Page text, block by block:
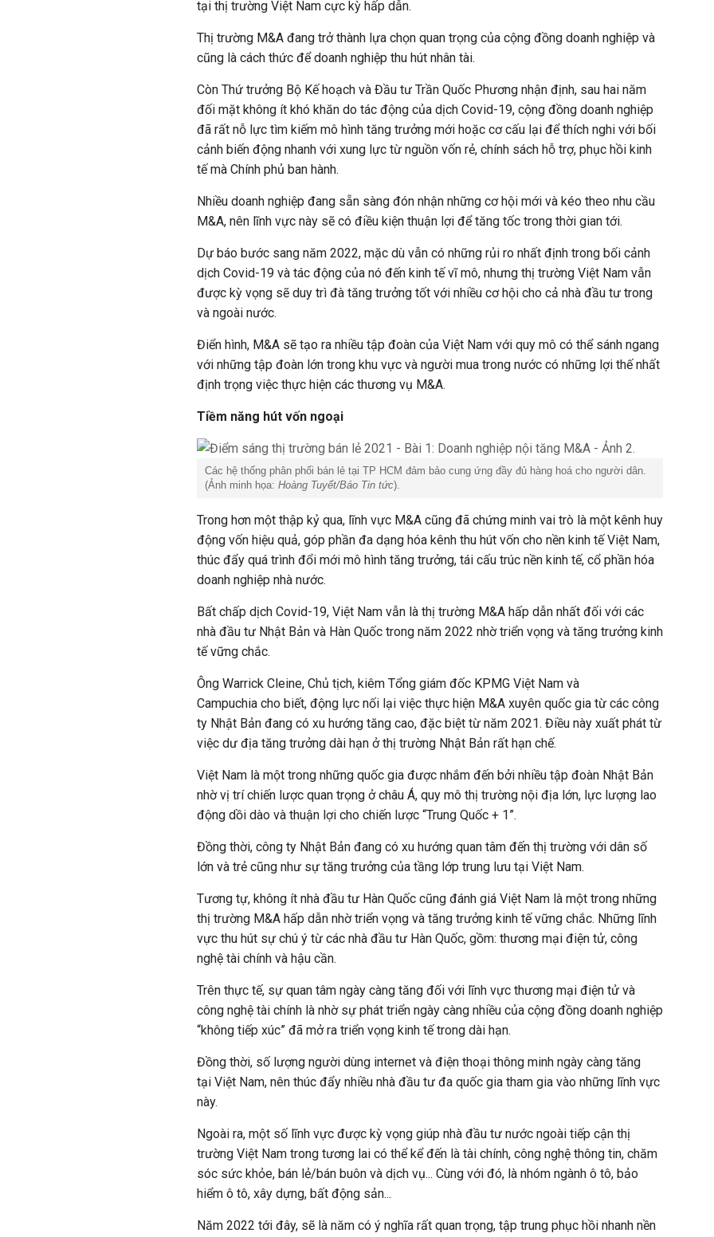
tại thị trường Việt Nam cực kỳ hấp dẫn.
Thị trường M&A đang trở thành lựa chọn quan trọng của cộng đồng doanh nghiệp và
cũng là cách thức để doanh nghiệp thu hút nhân tài.
Còn Thứ trưởng Bộ Kế hoạch và Đầu tư Trần Quốc Phương nhận định, sau hai năm
đối mặt không ít khó khăn do tác động của dịch Covid-19, cộng đồng doanh nghiệp
đã rất nỗ lực tìm kiếm mô hình tăng trưởng mới hoặc cơ cấu lại để thích nghi với bối
cảnh biến động nhanh với xung lực từ nguồn vốn rẻ, chính sách hỗ trợ, phục hồi kinh
tế mà Chính phủ ban hành.
Nhiều doanh nghiệp đang sẵn sàng đón nhận những cơ hội mới và kéo theo nhu cầu
M&A, nên lĩnh vực này sẽ có điều kiện thuận lợi để tăng tốc trong thời gian tới.
Dự báo bước sang năm 2022, mặc dù vẫn có những rủi ro nhất định trong bối cảnh
dịch Covid-19 và tác động của nó đến kinh tế vĩ mô, nhưng thị trường Việt Nam vẫn
được kỳ vọng sẽ duy trì đà tăng trưởng tốt với nhiều cơ hội cho cả nhà đầu tư trong
và ngoài nước.
Điển hình, M&A sẽ tạo ra nhiều tập đoàn của Việt Nam với quy mô có thể sánh ngang
với những tập đoàn lớn trong khu vực và người mua trong nước có những lợi thế nhất
định trọng việc thực hiện các thương vụ M&A.
Tiềm năng hút vốn ngoại
Các hệ thống phân phối bán lẻ tại TP HCM đảm bảo cung ứng đầy đủ hàng hoá cho người dân.
(Ảnh minh họa: Hoàng Tuyết/Báo Tin tức).
Trong hơn một thập kỷ qua, lĩnh vực M&A cũng đã chứng minh vai trò là một kênh huy
động vốn hiệu quả, góp phần đa dạng hóa kênh thu hút vốn cho nền kinh tế Việt Nam,
thúc đẩy quá trình đổi mới mô hình tăng trưởng, tái cấu trúc nền kinh tế, cổ phần hóa
doanh nghiệp nhà nước.
Bất chấp dịch Covid-19, Việt Nam vẫn là thị trường M&A hấp dẫn nhất đối với các
nhà đầu tư Nhật Bản và Hàn Quốc trong năm 2022 nhờ triển vọng và tăng trưởng kinh
tế vững chắc.
Ông Warrick Cleine, Chủ tịch, kiêm Tổng giám đốc KPMG Việt Nam và
Campuchia cho biết, động lực nối lại việc thực hiện M&A xuyên quốc gia từ các công
ty Nhật Bản đang có xu hướng tăng cao, đặc biệt từ năm 2021. Điều này xuất phát từ
việc dư địa tăng trưởng dài hạn ở thị trường Nhật Bản rất hạn chế.
Việt Nam là một trong những quốc gia được nhắm đến bởi nhiều tập đoàn Nhật Bản
nhờ vị trí chiến lược quan trọng ở châu Á, quy mô thị trường nội địa lớn, lực lượng lao
động dồi dào và thuận lợi cho chiến lược “Trung Quốc + 1”.
Đồng thời, công ty Nhật Bản đang có xu hướng quan tâm đến thị trường với dân số
lớn và trẻ cũng như sự tăng trưởng của tầng lớp trung lưu tại Việt Nam.
Tương tự, không ít nhà đầu tư Hàn Quốc cũng đánh giá Việt Nam là một trong những
thị trường M&A hấp dẫn nhờ triển vọng và tăng trưởng kinh tế vững chắc. Những lĩnh
vực thu hút sự chú ý từ các nhà đầu tư Hàn Quốc, gồm: thương mại điện tử, công
nghệ tài chính và hậu cần.
Trên thực tế, sự quan tâm ngày càng tăng đối với lĩnh vực thương mại điện tử và
công nghệ tài chính là nhờ sự phát triển ngày càng nhiều của cộng đồng doanh nghiệp
“không tiếp xúc” đã mở ra triển vọng kinh tế trong dài hạn.
Đồng thời, số lượng người dùng internet và điện thoại thông minh ngày càng tăng
tại Việt Nam, nên thúc đẩy nhiều nhà đầu tư đa quốc gia tham gia vào những lĩnh vực
này.
Ngoài ra, một số lĩnh vực được kỳ vọng giúp nhà đầu tư nước ngoài tiếp cận thị
trường Việt Nam trong tương lai có thể kể đến là tài chính, công nghệ thông tin, chăm
sóc sức khỏe, bán lẻ/bán buôn và dịch vụ... Cùng với đó, là nhóm ngành ô tô, bảo
hiểm ô tô, xây dựng, bất động sản...
Năm 2022 tới đây, sẽ là năm có ý nghĩa rất quan trọng, tập trung phục hồi nhanh nền